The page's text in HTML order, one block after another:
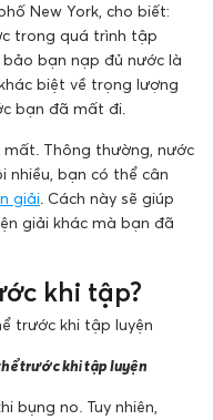
New York, cho biết:
trong quá trình tập
bạn nạp đủ nước là
biệt về trọng lượng
bạn đã mất đi.
Thông thường, nước
nhiều, bạn có thể cân
giải. Cách này sẽ giúp
giải khác mà bạn đã
khi tập?
trước khi tập luyện
bụng no. Tuy nhiên,